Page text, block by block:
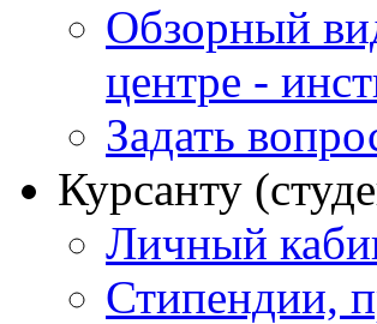
Обзорный
центре -
Задать
Курсанту
Личный
Стипендии,